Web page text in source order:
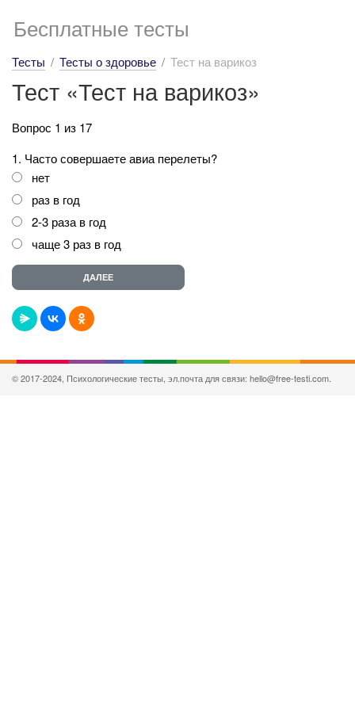
Бесплатные тесты
Тесты Тесты о здоровье Тест на варикоз
Тест «Тест на варикоз»
Вопрос 1 из 17
1. Часто совершаете авиа перелеты?
нет
раз в год
2-3 раза в год
чаще 3 раз в год
© 2017-2024, Психологические тесты, эл.почта для связи: hello@free-testi.com.